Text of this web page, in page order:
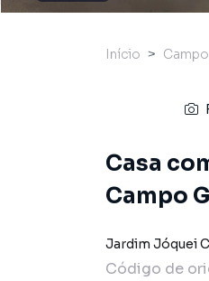
Início
Casa
Campo
Jardim Jóquei
Código de